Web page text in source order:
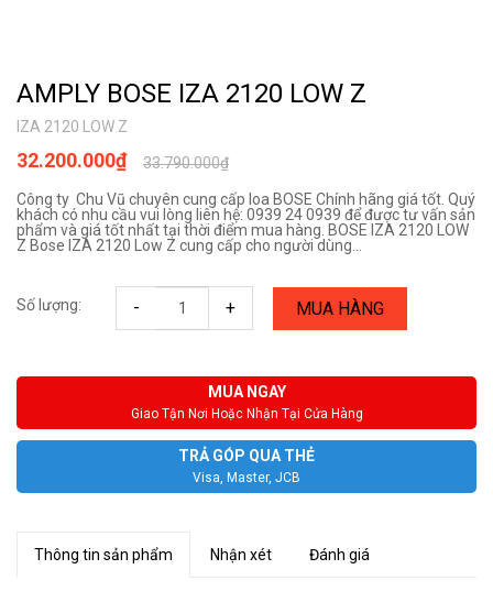
AMPLY BOSE IZA 2120 LOW Z
IZA 2120 LOW Z
33.790.000₫
32.200.000₫
Công ty Chu Vũ chuyên cung cấp loa BOSE Chính hãng giá tốt. Quý
khách có nhu cầu vui lòng liên hệ: 0939 24 0939 để được tư vấn sản
phẩm và giá tốt nhất tại thời điểm mua hàng. BOSE IZA 2120 LOW
Z Bose IZA 2120 Low Z cung cấp cho người dùng...
Số lượng: - + MUA HÀNG
MUA NGAY
Giao Tận Nơi Hoặc Nhận Tại Cửa Hàng
TRẢ GÓP QUA THẺ
Visa, Master, JCB
Thông tin sản phẩm Nhận xét Đánh giá